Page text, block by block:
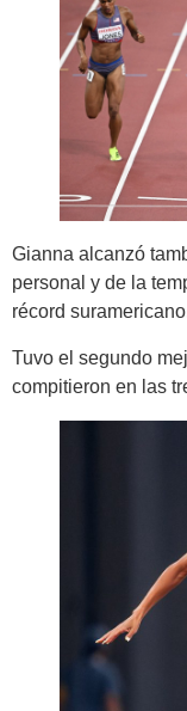
Gianna alcanzó
personal y de la
récord
Tuvo el segundo
compitieron en las